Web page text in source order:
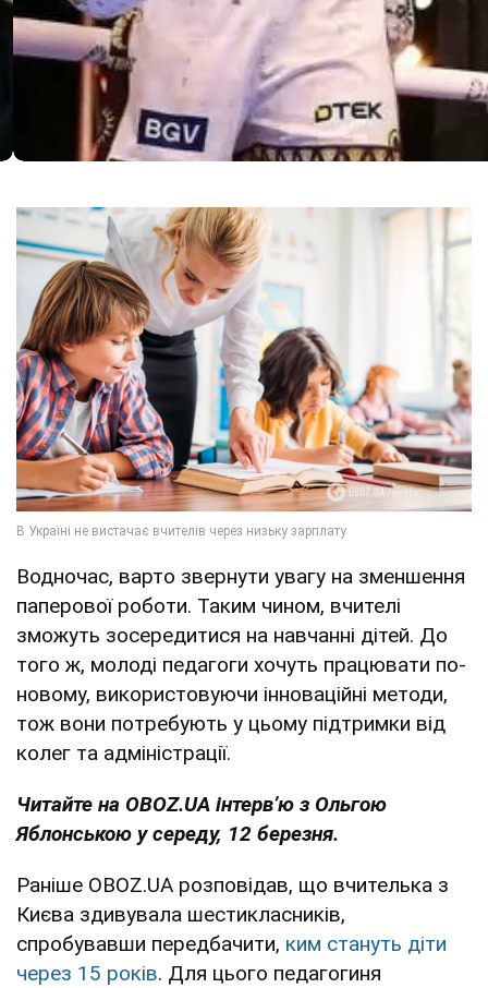
Водночас, варто звернути увагу на зменшення
паперової роботи. Таким чином, вчителі
зможуть зосередитися на навчанні дітей. До
того ж, молоді педагоги хочуть працювати по-
новому, використовуючи інноваційні методи,
тож вони потребують у цьому підтримки від
колег та адміністрації.
Читайте на OBOZ.UA інтервʼю з Ольгою
Яблонською у середу, 12 березня.
Раніше OBOZ.UA розповідав, що вчителька з
Києва здивувала шестикласників,
спробувавши передбачити, ким стануть діти
через 15 років. Для цього педагогиня